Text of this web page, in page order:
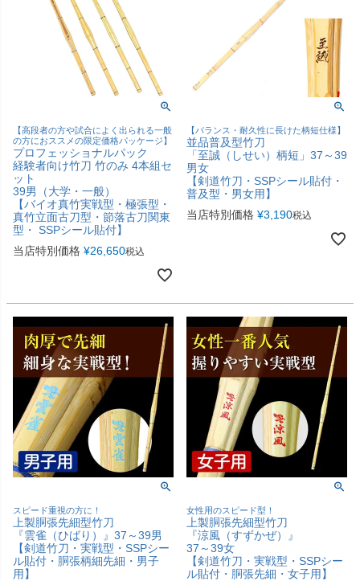
【高段者の方や試合によく出られる一般
の方におススメの限定価格パッケージ】
プロフェッショナルパック
経験者向け竹刀 竹のみ 4本組セ
ット
39男（大学・一般）
【バイオ真竹実戦型・極張型・
真竹立面古刀型・節落古刀関東
型・ SSPシール貼付】
当店特別価格 ¥26,650税込
【バランス・耐久性に長けた柄短仕様】
並品普及型竹刀
「至誠（しせい）柄短」37～39
男女
【剣道竹刀・SSPシール貼付・
普及型・男女用】
当店特別価格 ¥3,190税込
スピード重視の方に！
上製胴張先細型竹刀
『雲雀（ひばり）』37～39男
【剣道竹刀・実戦型・SSPシー
ル貼付・胴張柄細先細・男子
用】
女性用のスピード型！
上製胴張先細型竹刀
『涼風（すずかぜ）』
37～39女
【剣道竹刀・実戦型・SSPシー
ル貼付・胴張先細・女子用】